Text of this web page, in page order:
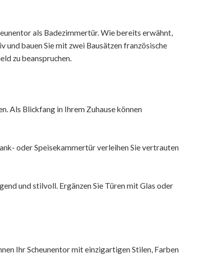
als Badezimmertür. Wie bereits erwähnt,
und bauen Sie mit zwei Bausätzen französische
zu beanspruchen.
Als Blickfang in Ihrem Zuhause können
oder Speisekammertür verleihen Sie vertrauten
und stilvoll. Ergänzen Sie Türen mit Glas oder
Ihr Scheunentor mit einzigartigen Stilen, Farben